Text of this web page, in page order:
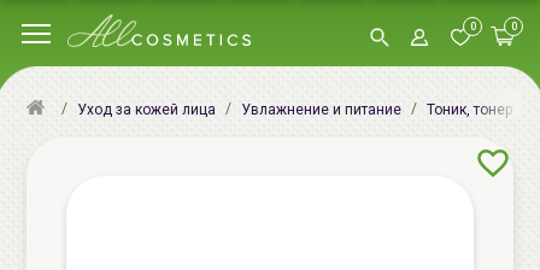
0 0
Уход за кожей лица Увлажнение и питание Тоник, тонер